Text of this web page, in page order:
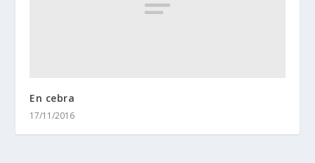
En cebra
17/11/2016